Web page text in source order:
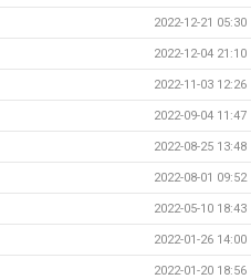
2022-12-21 05:30
2022-12-04 21:10
2022-11-03 12:26
2022-09-04 11:47
2022-08-25 13:48
2022-08-01 09:52
2022-05-10 18:43
2022-01-26 14:00
2022-01-20 18:56